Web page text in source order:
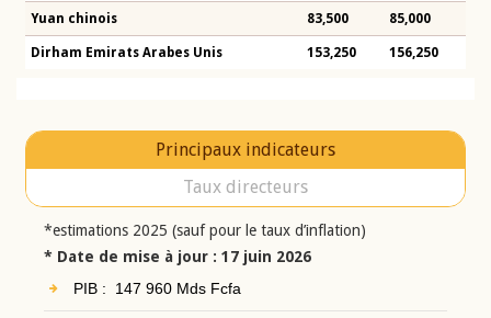
Yuan chinois 83,500 85,000
Dirham Emirats Arabes Unis 153,250 156,250
Principaux indicateurs
Taux directeurs
*estimations 2025 (sauf pour le taux d’inflation)
* Date de mise à jour : 17 juin 2026
PIB : 147 960 Mds Fcfa